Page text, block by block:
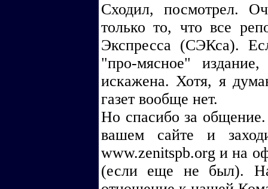
Сходил, посмотрел.
только то, что все
Экспресса (СЭКса).
"про-мясное"
искажена. Хотя, я
газет вообще нет.
Но спасибо за общение.
вашем сайте и
www.zenitspb.org и на
(если еще не был).